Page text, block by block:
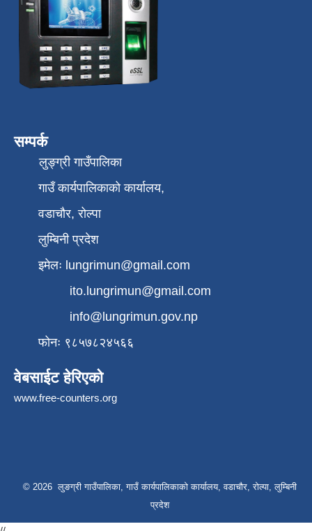
सम्पर्क
लुङ्ग्री गाउँपालिका
गाउँ कार्यपालिकाको कार्यालय,
वडाचौर, रोल्पा
लुम्बिनी प्रदेश
इमेलः lungrimun@gmail.com
ito.lungrimun@gmail.com
info@lungrimun.gov.np
फोनः ९८५७८२४५६६
वेबसाईट हेरिएको
www.free-counters.org
© 2026 लुङग्री गाउँपालिका, गाउँ कार्यपालिकाको कार्यालय, वडाचौर, रोल्पा, लुम्बिनी
प्रदेश